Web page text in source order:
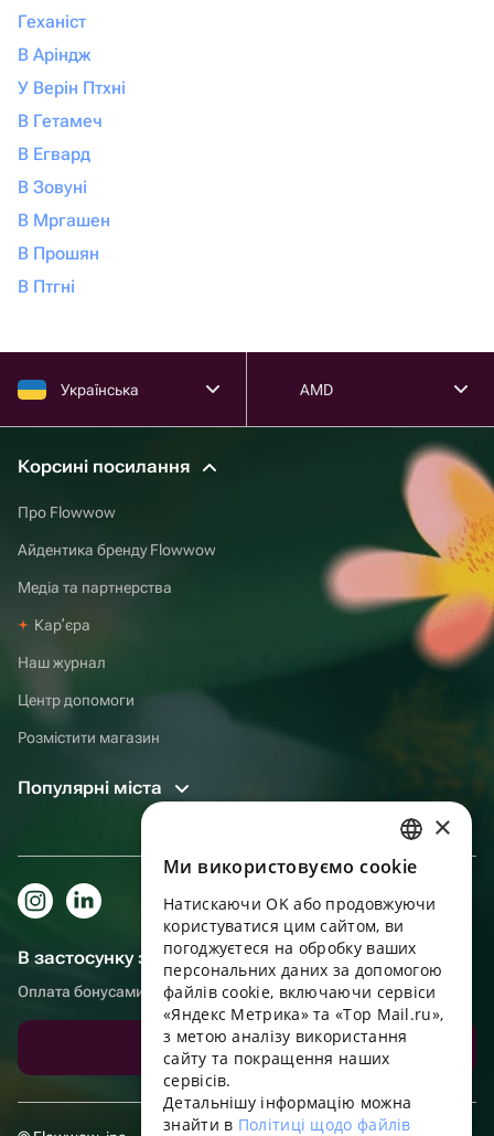
Геханіст
В Аріндж
У Верін Птхні
В Гетамеч
В Егвард
В Зовуні
В Мргашен
В Прошян
В Птгні
Українська AMD
Корсині посилання
Про Flowwow
Айдентика бренду Flowwow
Медіа та партнерства
Карʼєра
Наш журнал
Центр допомоги
Розмістити магазин
Популярні міста
В застосунку зручніше!
Оплата бонусами, самовивіз, зручний чат підтримки
Завантажити додаток
RUSSIAN
ENGLISH
UKRAINIAN
PORTUGUESE
SPANISH
HUNGARIAN
FRENCH
×
Ми використовуємо cookie
Натискаючи OK або продовжуючи
користуватися цим сайтом, ви
погоджуєтеся на обробку ваших
персональних даних за допомогою
файлів cookie, включаючи сервіси
«Яндекс Метрика» та «Top Mail.ru»,
з метою аналізу використання
сайту та покращення наших
сервісів.
Детальнішу інформацію можна
знайти в Політиці щодо файлів